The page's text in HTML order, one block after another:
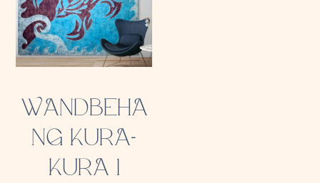
WANDBEHA
NG KURA-
KURA 1